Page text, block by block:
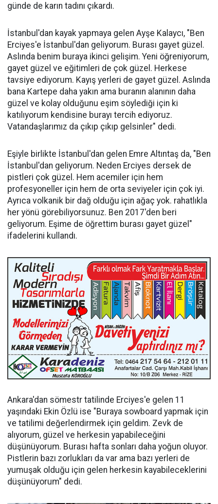
günde de karın tadını çıkardı.
İstanbul'dan kayak yapmaya gelen Ayşe Kalaycı, "Ben
Erciyes'e İstanbul'dan geliyorum. Burası gayet güzel.
Aslında benim buraya ikinci gelişim. Yeni öğreniyorum,
gayet güzel ve eğitimleri de çok güzel. Herkese
tavsiye ediyorum. Kayış yerleri de gayet güzel. Aslında
bana Kartepe daha yakın ama buranın alanının daha
güzel ve kolay olduğunu eşim söylediği için ki
katılıyorum kendisine burayı tercih ediyoruz.
Vatandaşlarımız da çıkıp çıkıp gelsinler" dedi.
Eşiyle birlikte İstanbul'dan gelen Emre Altıntaş da, "Ben
İstanbul'dan geliyorum. Neden Erciyes dersek de
pistleri çok güzel. Hem acemiler için hem
profesyoneller için hem de orta seviyeler için çok iyi.
Ayrıca volkanik bir dağ olduğu için ağaç yok. rahatlıkla
her yönü görebiliyorsunuz. Ben 2017'den beri
geliyorum. Eşime de öğrettim burası gayet güzel"
ifadelerini kullandı.
Ankara'dan sömestr tatilinde Erciyes'e gelen 11
yaşındaki Ekin Özlü ise "Buraya sowboard yapmak için
ve tatilimi değerlendirmek için geldim. Zevk de
alıyorum, güzel ve herkesin yapabileceğini
düşünüyorum. Burası hafta sonları daha yoğun oluyor.
Pistlerin bazı zorlukları da var ama bazı yerleri de
yumuşak olduğu için gelen herkesin kayabileceklerini
düşünüyorum" dedi.